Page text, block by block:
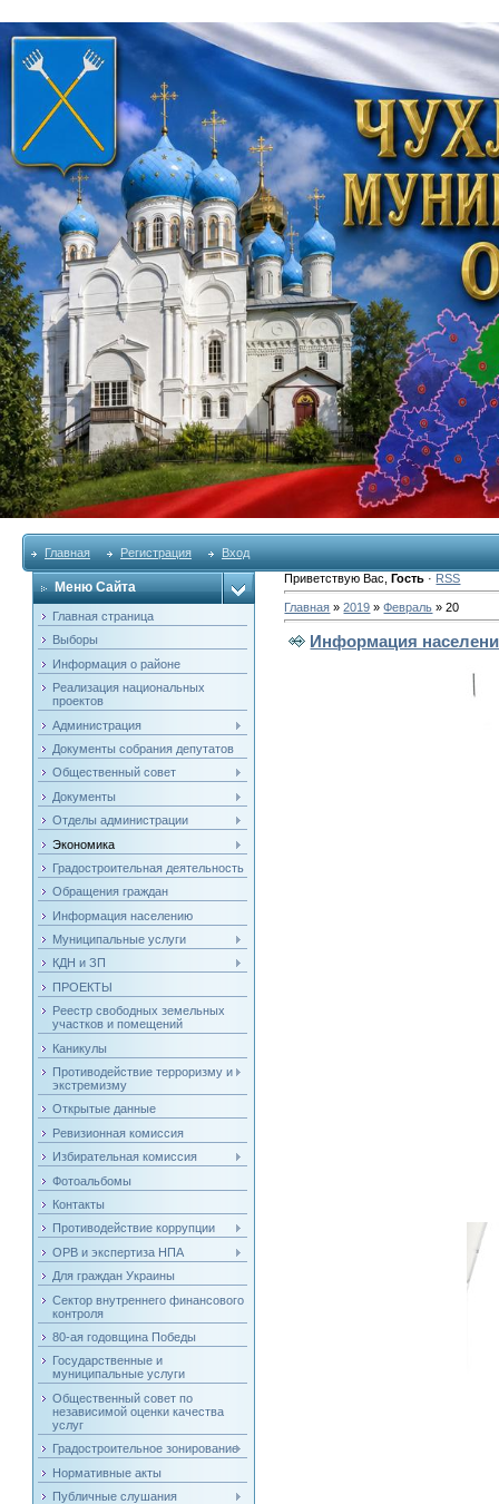
Главная Регистрация Вход
Меню Сайта
Главная страница
Выборы
Информация о районе
Реализация национальных
проектов
Администрация
Документы собрания депутатов
Общественный совет
Документы
Отделы администрации
Экономика
Градостроительная деятельность
Обращения граждан
Информация населению
Муниципальные услуги
КДН и ЗП
ПРОЕКТЫ
Реестр свободных земельных
участков и помещений
Каникулы
Противодействие терроризму и
экстремизму
Открытые данные
Ревизионная комиссия
Избирательная комиссия
Фотоальбомы
Контакты
Противодействие коррупции
ОРВ и экспертиза НПА
Для граждан Украины
Сектор внутреннего финансового
контроля
80-ая годовщина Победы
Государственные и
муниципальные услуги
Общественный совет по
независимой оценки качества
услуг
Градостроительное зонирование
Нормативные акты
Публичные слушания
Приветствую Вас ,Гость · RSS
Главная »2019 » Февраль » 20
Информация